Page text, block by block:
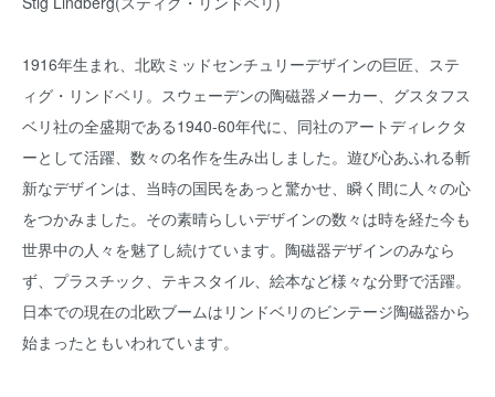
1916年生まれ、北欧ミッドセンチュリーデザインの巨匠、ステ
ィグ・リンドベリ。スウェーデンの陶磁器メーカー、グスタフス
ベリ社の全盛期である1940-60年代に、同社のアートディレクタ
ーとして活躍、数々の名作を生み出しました。遊び心あふれる斬
新なデザインは、当時の国民をあっと驚かせ、瞬く間に人々の心
をつかみました。その素晴らしいデザインの数々は時を経た今も
世界中の人々を魅了し続けています。陶磁器デザインのみなら
ず、プラスチック、テキスタイル、絵本など様々な分野で活躍。
日本での現在の北欧ブームはリンドベリのビンテージ陶磁器から
始まったともいわれています。